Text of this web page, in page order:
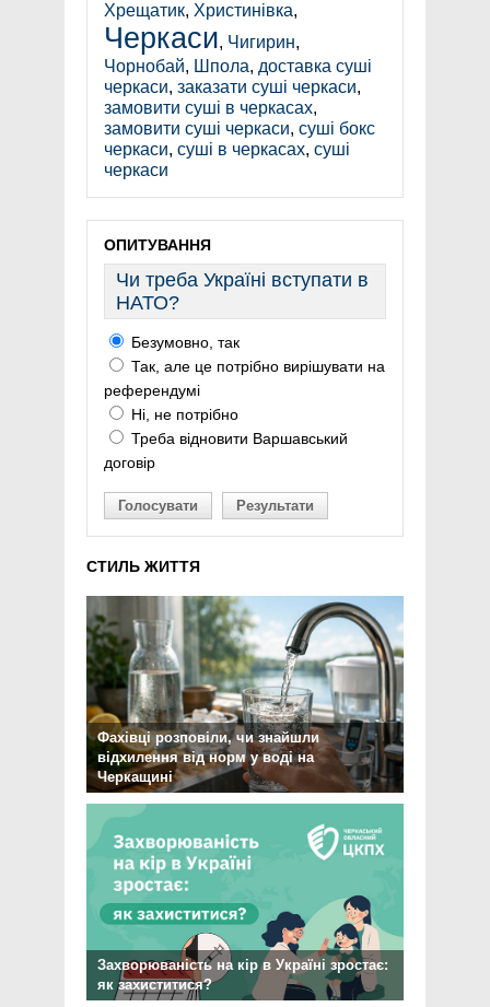
Хрещатик, Христинівка,
Черкаси, Чигирин,
Чорнобай, Шпола, доставка суші
черкаси, заказати суші черкаси,
замовити суші в черкасах,
замовити суші черкаси, суші бокс
черкаси, суші в черкасах, суші
черкаси
ОПИТУВАННЯ
Чи треба Україні вступати в
НАТО?
Безумовно, так
Так, але це потрібно вирішувати на
референдумі
Ні, не потрібно
Треба відновити Варшавський
договір
Голосувати Результати
СТИЛЬ ЖИТТЯ
Фахівці розповіли, чи знайшли
відхилення від норм у воді на
Черкащині
Захворюваність на кір в Україні зростає:
як захиститися?